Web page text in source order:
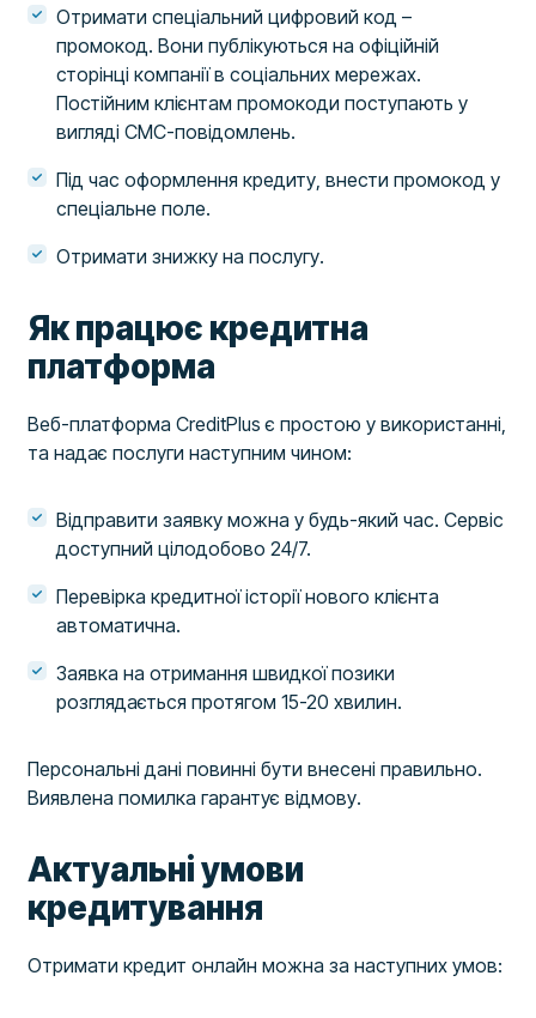
Отримати спеціальний цифровий код –
промокод. Вони публікуються на офіційній
сторінці компанії в соціальних мережах.
Постійним клієнтам промокоди поступають у
вигляді СМС-повідомлень.
Під час оформлення кредиту, внести промокод у
спеціальне поле.
Отримати знижку на послугу.
Як працює кредитна
платформа
Веб-платформа CreditPlus є простою у використанні,
та надає послуги наступним чином:
Відправити заявку можна у будь-який час. Сервіс
доступний цілодобово 24/7.
Перевірка кредитної історії нового клієнта
автоматична.
Заявка на отримання швидкої позики
розглядається протягом 15-20 хвилин.
Персональні дані повинні бути внесені правильно.
Виявлена помилка гарантує відмову.
Актуальні умови
кредитування
Отримати кредит онлайн можна за наступних умов: